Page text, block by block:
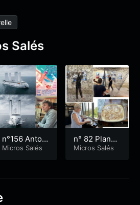
Salés
n°156 Antoin
e Clément,
Micros Salés
n° 82 Planct
on et far bre
Micros Salés